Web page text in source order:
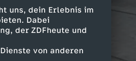
uns, dein Erlebnis im
Dabei
der ZDFheute und
von anderen